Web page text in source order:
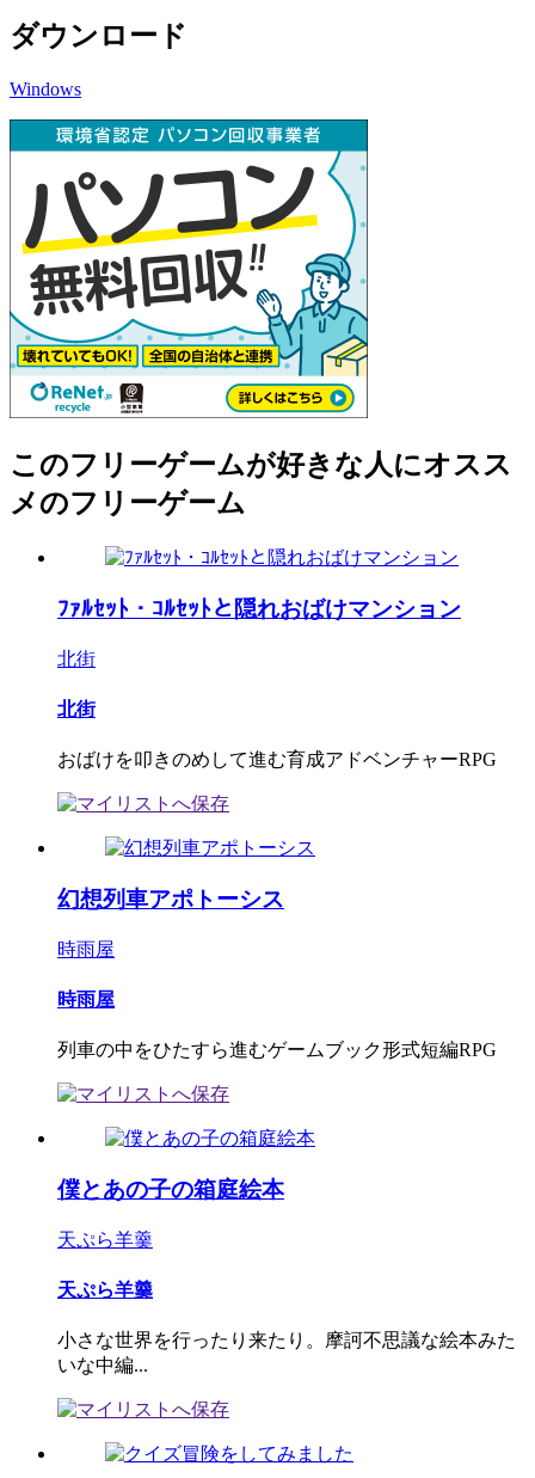
ダウンロード
Windows
このフリーゲームが好きな人にオスス
メのフリーゲーム
ﾌｧﾙｾｯﾄ・ｺﾙｾｯﾄと隠れおばけマンション
北街
北街
おばけを叩きのめして進む育成アドベンチャーRPG
幻想列車アポトーシス
時雨屋
時雨屋
列車の中をひたすら進むゲームブック形式短編RPG
僕とあの子の箱庭絵本
天ぷら羊羹
天ぷら羊羹
小さな世界を行ったり来たり。摩訶不思議な絵本みた
いな中編...